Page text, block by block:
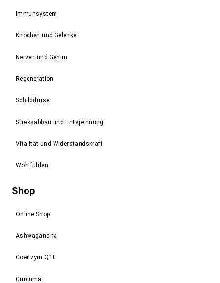
Immunsystem
Knochen und Gelenke
Nerven und Gehirn
Regeneration
Schilddrüse
Stressabbau und Entspannung
Vitalität und Widerstandskraft
Wohlfühlen
Shop
Online Shop
Ashwagandha
Coenzym Q10
Curcuma